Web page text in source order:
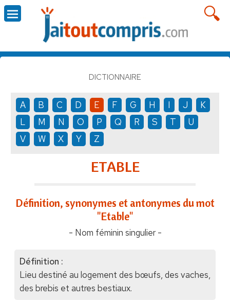
DICTIONNAIRE
A B C D E F G H I J
K
L
M N O P Q R S T
U
V
W X Y Z
ETABLE
Définition, synonymes et antonymes du mot
"Etable"
- Nom féminin singulier -
Définition :
Lieu destiné au logement des bœufs, des vaches,
des brebis et autres bestiaux.